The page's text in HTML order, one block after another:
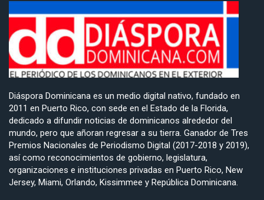
Diáspora Dominicana es un medio digital nativo, fundado en
2011 en Puerto Rico, con sede en el Estado de la Florida,
dedicado a difundir noticias de dominicanos alrededor del
mundo, pero que añoran regresar a su tierra. Ganador de Tres
Premios Nacionales de Periodismo Digital (2017-2018 y 2019),
así como reconocimientos de gobierno, legislatura,
organizaciones e instituciones privadas en Puerto Rico, New
Jersey, Miami, Orlando, Kissimmee y República Dominicana.